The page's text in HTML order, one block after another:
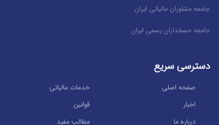
جامعه مشاوران مالیاتی ایران
جامعه حسابداران رسمی ایران
دسترسی سریع
خدمات مالیاتی
صفحه اصلی
قوانین
اخبار
مطالب مفید
درباره ما